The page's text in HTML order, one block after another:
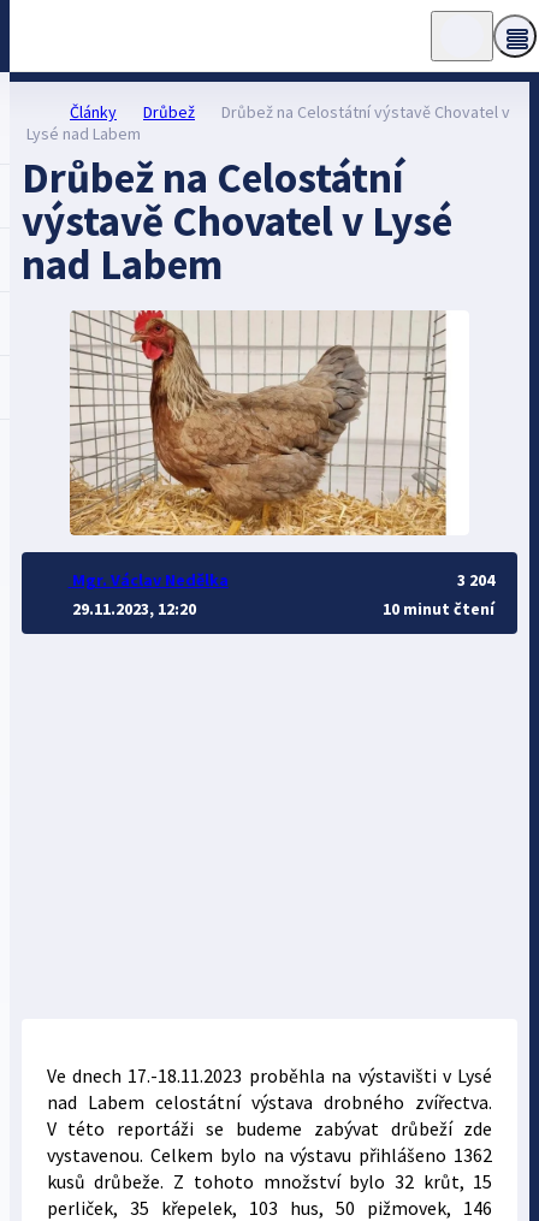
Články Drůbež
Drůbež na Celostátní výstavě Chovatel v
Lysé nad Labem
Drůbež na Celostátní
výstavě Chovatel v Lysé
nad Labem
Mgr. Václav Nedělka
29.11.2023, 12:20
3 204
10 minut čtení
Ve dnech 17.-18.11.2023 proběhla na výstavišti v Lysé
nad Labem celostátní výstava drobného zvířectva.
V této reportáži se budeme zabývat drůbeží zde
vystavenou. Celkem bylo na výstavu přihlášeno 1362
kusů drůbeže. Z tohoto množství bylo 32 krůt, 15
perliček, 35 křepelek, 103 hus, 50 pižmovek, 146